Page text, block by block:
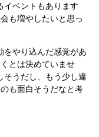
イベントもあります
も増やしたいと思っ
をやり込んだ感覚があ
とは決めていませ
そうだし、もう少し違
も面白そうだなと考